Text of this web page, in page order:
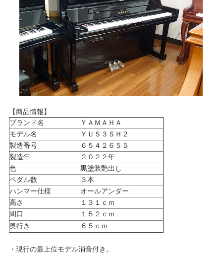
【商品情報】
ブランド名
ＹＡＭＡＨＡ
モデル名
ＹＵＳ３ＳＨ２
製造番号
６５４２６５５
製造年
２０２２年
色
黒塗装艶出し
ペダル数
３本
ハンマー仕様
オールアンダー
高さ
１３１ｃｍ
間口
１５２ｃｍ
奥行き
６５ｃｍ
・現行の最上位モデル消音付き。